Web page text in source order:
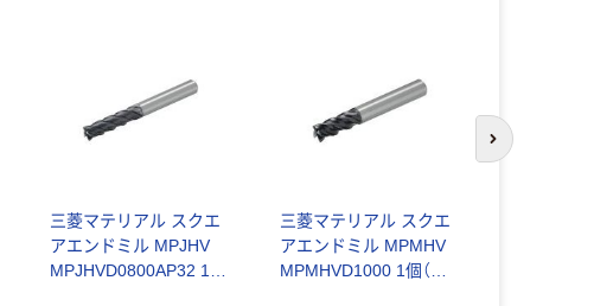
三菱マテリアル スクエ
アエンドミル MPJHV
MPJHVD0800AP32 1個
三菱マテリアル スクエ
アエンドミル MPMHV
MPMHVD1000 1個（直
次のスライド